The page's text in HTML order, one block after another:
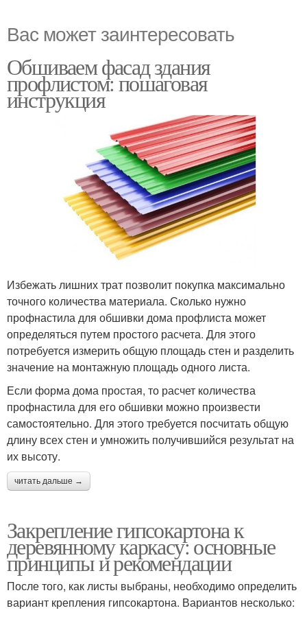
Вас может заинтересовать
Обшиваем фасад здания
профлистом: пошаговая
инструкция
Избежать лишних трат позволит покупка максимально
точного количества материала. Сколько нужно
профнастила для обшивки дома профлиста может
определяться путем простого расчета. Для этого
потребуется измерить общую площадь стен и разделить
значение на монтажную площадь одного листа.
Если форма дома простая, то расчет количества
профнастила для его обшивки можно произвести
самостоятельно. Для этого требуется посчитать общую
длину всех стен и умножить получившийся результат на
их высоту.
читать дальше →
Закрепление гипсокартона к
деревянному каркасу: основные
принципы и рекомендации
После того, как листы выбраны, необходимо определить
вариант крепления гипсокартона. Вариантов несколько: